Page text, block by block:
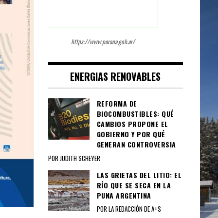
https://www.parana.gob.ar/
ENERGIAS RENOVABLES
REFORMA DE
BIOCOMBUSTIBLES: QUÉ
CAMBIOS PROPONE EL
GOBIERNO Y POR QUÉ
GENERAN CONTROVERSIA
POR JUDITH SCHEYER
LAS GRIETAS DEL LITIO: EL
RÍO QUE SE SECA EN LA
PUNA ARGENTINA
POR LA REDACCIÓN DE A+S